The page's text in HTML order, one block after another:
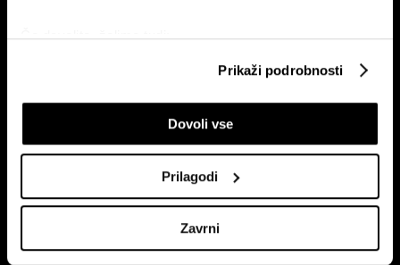
Če dovolite, želimo tudi:
Zbirati informacije o vaši geografski lokaciji, ki so
Identificirati napravo z aktivnim preverjanjem
lastnosti (odčitavanje prstnih odtisov)
Poglejte si še, kako se obdelujejo vaši osebni podatki in
nastavite svoje preference v
razdelku o podrobnostih
iz Izjave o piškotkih.
Skupni upravljavci obdelave so HD-WIN ARENA SPORT
Prikaži podrobnosti
Dovoli vse
Prilagodi
Zavrni
Finančni trgi
Tehnologija
Šport
Adria Insight
Bloomberg Adria dogodki